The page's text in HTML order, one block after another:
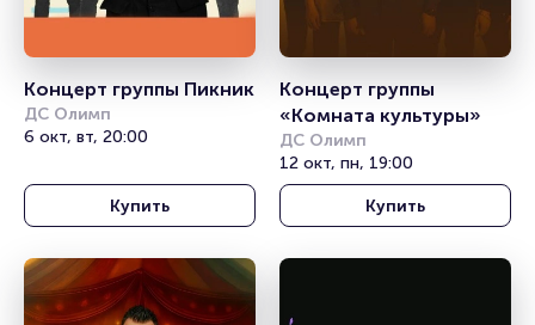
Концерт группы Пикник
ДС Олимп
6 окт, вт, 20:00
Купить
Концерт группы
«Комната культуры»
ДС Олимп
12 окт, пн, 19:00
Купить